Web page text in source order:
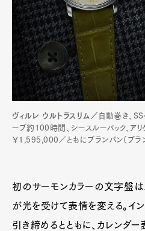
ヴィルレ ウルトラスリム／ 自動巻き、
ーブ約100時間、シースルーバック、ア
￥1,595,000／ともにブランパン（ブラ
初のサーモンカラーの文字盤は
が光を受けて表情を変える。イ
引き締めるとともに、カレンダ